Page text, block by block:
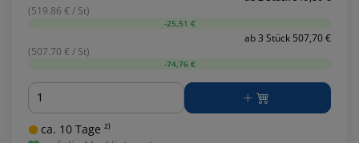
(519.86 € / St)
-25,51 €
ab 3 Stück 507,70 €
(507.70 € / St)
-74,76 €
Menge
ca. 10 Tage ²⁾